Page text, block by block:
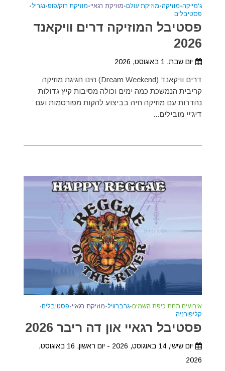
ג'מייקה•מוזיקה•מוזיקת עולם•מוזיקת רגאיי•מוזיקת רוק/פופ•נגריל•
פסטיבלים
פסטיבל המוזיקה דרים וויקאנד
2026
יום שבת, 1 באוגוסט, 2026
דרים וויקאנד (Dream Weekend) הינו חגיגת מוזיקה
קריבית הנמשכת כמה ימים וכולה מסיבות קיץ גדולות
נהדרות עם מוזיקה חיה בביצוע להקות מפורסמות ועם
דיג'יי מובילים...
אירועים תחת כיפת השמים•גרברוויל•מוזיקת רגאיי•פסטיבלים•
קליפורניה
פסטיבל רגאיי און דה ריבר 2026
יום שישי, 14 באוגוסט, 2026 - יום ראשון, 16 באוגוסט,
2026